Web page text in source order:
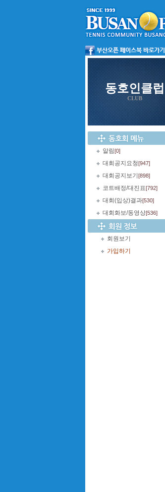
동호인클럽
CLUB
알림[0]
대회공지요청[947]
대회공지보기 [898]
코트배정/대진표[792]
대회(입상)결과[530]
대회화보/동영상[536]
회원보기
가입하기